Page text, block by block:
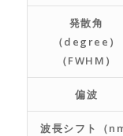
発散角
（degree）
（FWHM）
偏波
波長シフト（